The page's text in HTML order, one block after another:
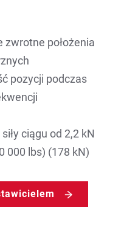
zwrotne położenia
pozycji podczas
ciągu od 2,2 kN
000 lbs) (178 kN)